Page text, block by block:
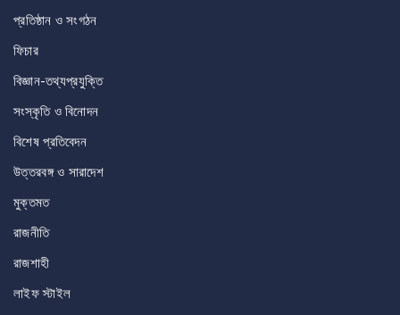
প্রতিষ্ঠান ও সংগঠন
ফিচার
বিজ্ঞান-তথ্যপ্রযুক্তি
সংস্কৃতি ও বিনোদন
বিশেষ প্রতিবেদন
উত্তরবঙ্গ ও সারাদেশ
মুক্তমত
রাজনীতি
রাজশাহী
লাইফ স্টাইল